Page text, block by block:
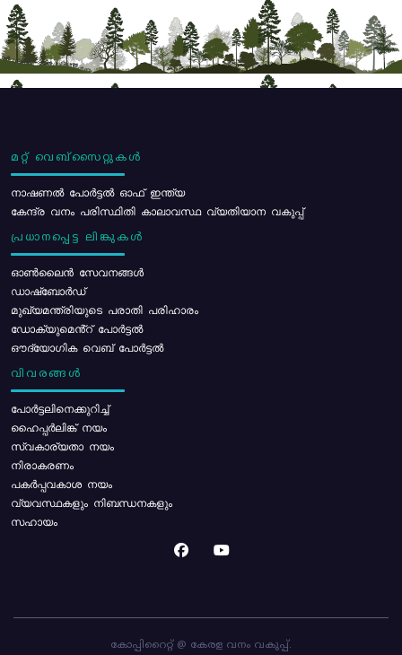
മറ്റ് വെബ്സൈറ്റുകൾ
നാഷണൽ പോർട്ടൽ ഓഫ് ഇന്ത്യ
കേന്ദ്ര വനം പരിസ്ഥിതി കാലാവസ്ഥ വ്യതിയാന വകുപ്പ്
പ്രധാനപ്പെട്ട ലിങ്കുകൾ
ഓൺലൈൻ സേവനങ്ങൾ
ഡാഷ്ബോർഡ്
മുഖ്യമന്ത്രിയുടെ പരാതി പരിഹാരം
ഡോക്യുമെൻ്റ് പോർട്ടൽ
ഔദ്യോഗിക വെബ് പോർട്ടൽ
വിവരങ്ങൾ
പോര്‍ട്ടലിനെക്കുറിച്ച്
ഹൈപ്പർലിങ്ക് നയം
സ്വകാര്യതാ നയം
നിരാകരണം
പകർപ്പവകാശ നയം
വ്യവസ്ഥകളും നിബന്ധനകളും
സഹായം
കോപ്പിറൈറ്റ് @ കേരള വനം വകുപ്പ്.